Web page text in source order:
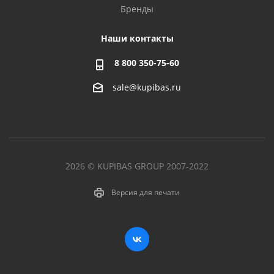
Бренды
Наши контакты
8 800 350-75-60
sale@kupibas.ru
2026 © KUPIBAS GROUP 2007-2022
Версия для печати